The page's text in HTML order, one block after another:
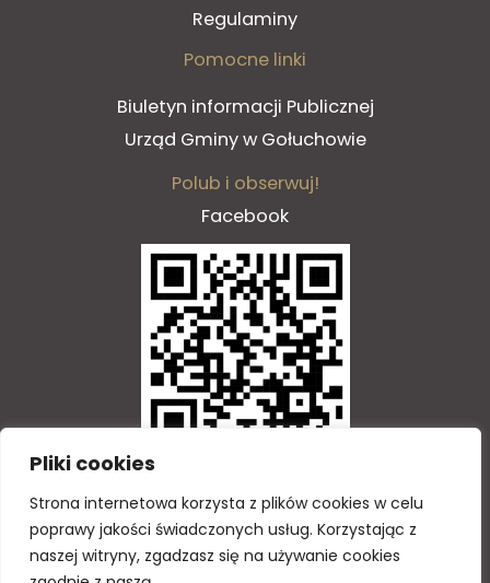
Pliki cookies
Strona internetowa korzysta z plików cookies w celu
poprawy jakości świadczonych usług. Korzystając z
naszej witryny, zgadzasz się na używanie cookies
Regulaminy
Pomocne linki
Biuletyn informacji Publicznej
Urząd Gminy w Gołuchowie
Polub i obserwuj!
Facebook
Copyright © 2026 GOTiS